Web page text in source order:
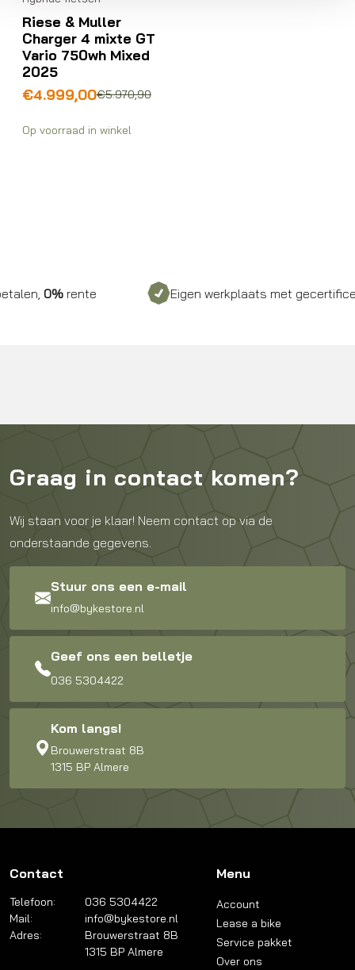
Riese & Muller
Charger 4 mixte GT
Vario 750wh Mixed
2025
€5.970,90
Oorspronkelijke
was:
€4.999,00
Huidige
is:
Op voorraad in winkel
0%rente Eigen werkplaats met gecertificeerd
Graag in contact komen?
Wij staan voor je klaar! Neem contact op via de
onderstaande gegevens.
Stuur ons een e-mail
info@bykestore.nl
Geef ons een belletje
036 5304422
Kom langs!
Brouwerstraat 8B
1315 BP Almere
Contact
Telefoon:
036 5304422
Mail:
info@bykestore.nl
Adres:
Brouwerstraat 8B
1315 BP Almere
Menu
Account
Lease a bike
Service pakket
Over ons